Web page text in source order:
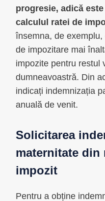
progresie, adică
calculul ratei de
însemna, de
de impozitare mai
impozite pentru restul
dumneavoastră. Din
indicați indemnizația
anuală de venit.
Solicitarea
maternitate
impozit
Pentru a obține